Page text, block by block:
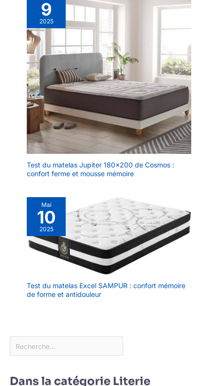
9
2025
Test du matelas Jupiter 180×200 de Cosmos :
confort ferme et mousse mémoire
Mai
10
2025
Test du matelas Excel SAMPUR : confort mémoire
de forme et antidouleur
Dans la catégorie Literie